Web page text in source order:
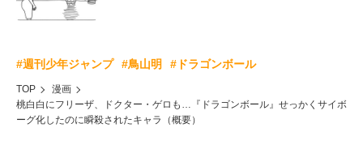
#週刊少年ジャンプ #鳥山明 #ドラゴンボール
TOP
漫画
桃白白にフリーザ、ドクター・ゲロも…『ドラゴンボール』せっかくサイボ
ーグ化したのに瞬殺されたキャラ（概要）